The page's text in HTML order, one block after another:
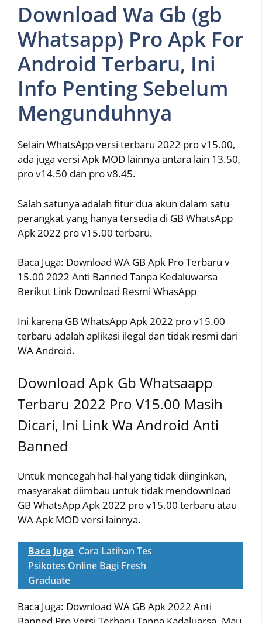
Download Wa Gb (gb
Whatsapp) Pro Apk For
Android Terbaru, Ini
Info Penting Sebelum
Mengunduhnya
Selain WhatsApp versi terbaru 2022 pro v15.00,
ada juga versi Apk MOD lainnya antara lain 13.50,
pro v14.50 dan pro v8.45.
Salah satunya adalah fitur dua akun dalam satu
perangkat yang hanya tersedia di GB WhatsApp
Apk 2022 pro v15.00 terbaru.
Baca Juga: Download WA GB Apk Pro Terbaru v
15.00 2022 Anti Banned Tanpa Kedaluwarsa
Berikut Link Download Resmi WhasApp
Ini karena GB WhatsApp Apk 2022 pro v15.00
terbaru adalah aplikasi ilegal dan tidak resmi dari
WA Android.
Download Apk Gb Whatsaapp
Terbaru 2022 Pro V15.00 Masih
Dicari, Ini Link Wa Android Anti
Banned
Untuk mencegah hal-hal yang tidak diinginkan,
masyarakat diimbau untuk tidak mendownload
GB WhatsApp Apk 2022 pro v15.00 terbaru atau
WA Apk MOD versi lainnya.
Baca Juga Cara Latihan Tes
Psikotes Online Bagi Fresh
Graduate
Baca Juga: Download WA GB Apk 2022 Anti